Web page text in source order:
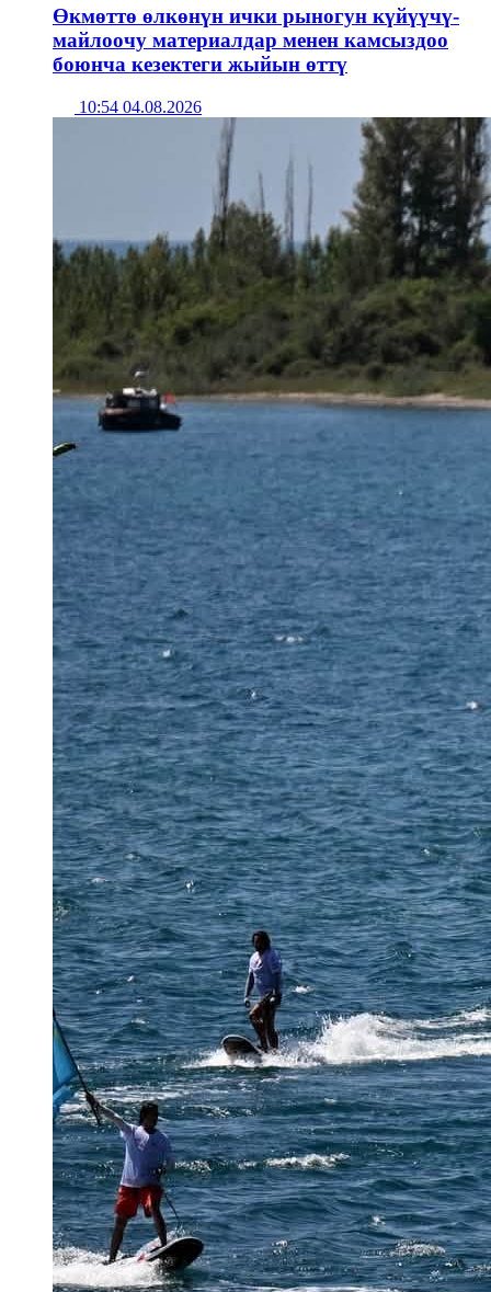
Өкмөттө өлкөнүн ички рыногун күйүүчү-
майлоочу материалдар менен камсыздоо
боюнча кезектеги жыйын өттү
10:54 04.08.2026